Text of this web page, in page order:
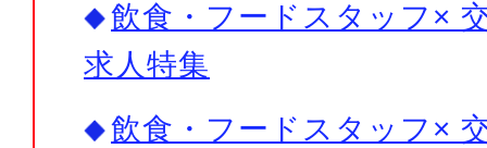
飲食・フードスタッフ×
求人特集
飲食・フードスタッフ×